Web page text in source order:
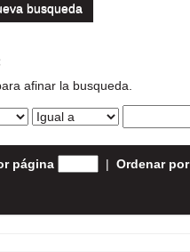
busqueda
afinar la busqueda.
página | Ordenar por